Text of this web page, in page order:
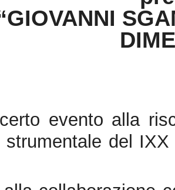
evento alla
strumentale del
di
integrale in
due brani inediti
nella